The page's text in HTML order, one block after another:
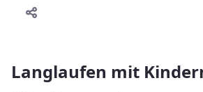
Langlaufen mit